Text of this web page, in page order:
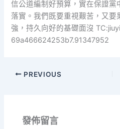
信公道編制好預算，實在保證黨
落實。我們既要重視艱苦，又要
強，持久向好的基礎面沒
69a466624253b7.91347952
PREVIOUS
發佈留言